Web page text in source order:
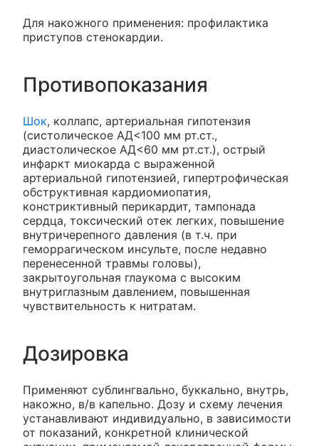
Для накожного применения: профилактика
приступов стенокардии.
Противопоказания
Шок, коллапс, артериальная гипотензия
(систолическое АД<100 мм рт.ст.,
диастолическое АД<60 мм рт.ст.), острый
инфаркт миокарда с выраженной
артериальной гипотензией, гипертрофическая
обструктивная кардиомиопатия,
констриктивный перикардит, тампонада
сердца, токсический отек легких, повышение
внутричерепного давления (в т.ч. при
геморрагическом инсульте, после недавно
перенесенной травмы головы),
закрытоугольная глаукома с высоким
внутриглазным давлением, повышенная
чувствительность к нитратам.
Дозировка
Применяют сублингвально, буккально, внутрь,
накожно, в/в капельно. Дозу и схему лечения
устанавливают индивидуально, в зависимости
от показаний, конкретной клинической